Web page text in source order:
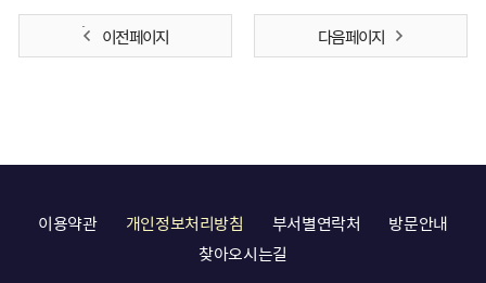
이전 페이지 다음 페이지
이용약관 개인정보처리방침 부서별연락처
방문안내
찾아오시는길